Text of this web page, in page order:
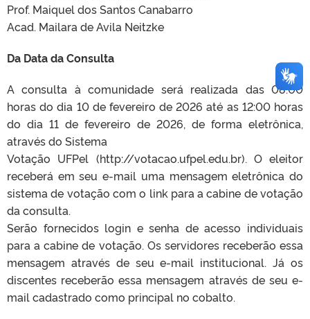
Prof. Maiquel dos Santos Canabarro
Acad. Mailara de Avila Neitzke
Da Data da Consulta
A consulta à comunidade será realizada das 08:00
horas do dia 10 de fevereiro de 2026 até as 12:00 horas
do dia 11 de fevereiro de 2026, de forma eletrônica,
através do Sistema
Votação UFPel (http://votacao.ufpel.edu.br). O eleitor
receberá em seu e-mail uma mensagem eletrônica do
sistema de votação com o link para a cabine de votação
da consulta.
Serão fornecidos login e senha de acesso individuais
para a cabine de votação. Os servidores receberão essa
mensagem através de seu e-mail institucional. Já os
discentes receberão essa mensagem através de seu e-
mail cadastrado como principal no cobalto.